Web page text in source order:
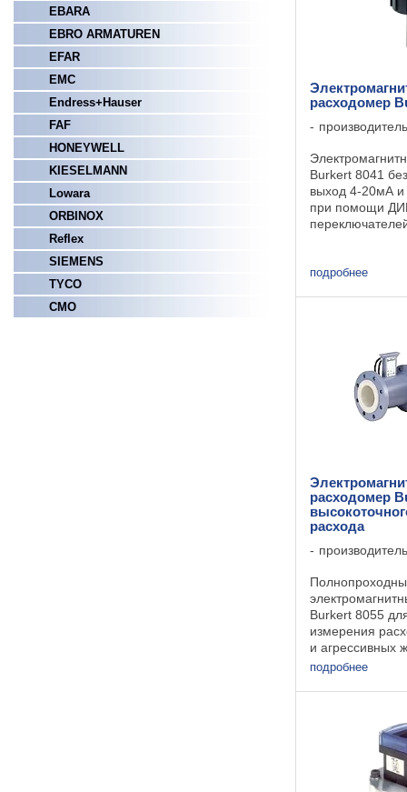
EBARA
EBRO ARMATUREN
EFAR
EMC
Endress+Hauser
FAF
HONEYWELL
KIESELMANN
Lowara
ORBINOX
Reflex
SIEMENS
TYCO
СМО
расходомер
Burkert 8041
выход 4-20мА и
при помощи
электродом из
подробнее
расходомер
расхода
Burkert 8055
измерения
и агрессивных
минимальной
(или 20 мкСм
расходомер
подробнее